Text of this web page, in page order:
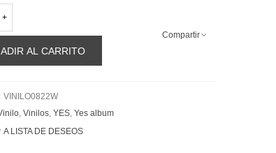
+
AL CARRITO
Compartir
VINILO0822W
, Vinilos, YES, Yes album
A LISTA DE DESEOS